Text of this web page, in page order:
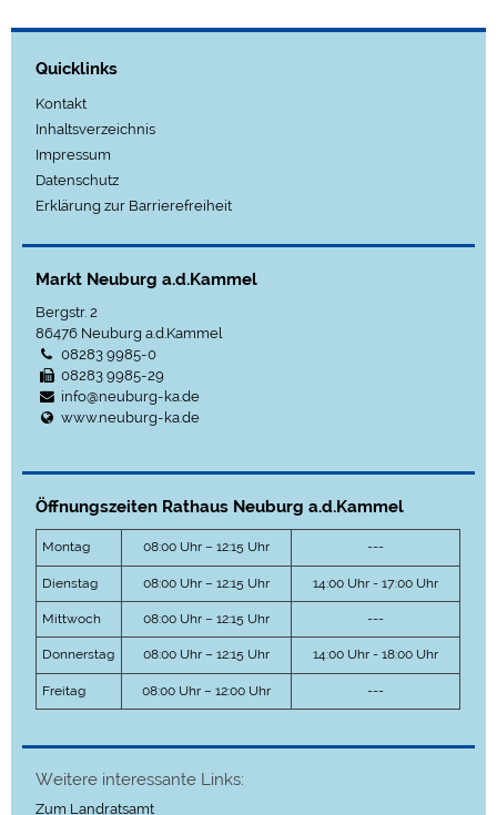
Quicklinks
Kontakt
Inhaltsverzeichnis
Impressum
Datenschutz
Erklärung zur Barrierefreiheit
Markt Neuburg a.d.Kammel
Bergstr. 2
86476 Neuburg a.d.Kammel
08283 9985-0
08283 9985-29
info@neuburg-ka.de
www.neuburg-ka.de
Öffnungszeiten Rathaus Neuburg a.d.Kammel
Montag 08:00 Uhr – 12:15 Uhr ---
Dienstag 08:00 Uhr – 12:15 Uhr 14:00 Uhr - 17:00 Uhr
Mittwoch 08:00 Uhr – 12:15 Uhr ---
Donnerstag 08:00 Uhr – 12:15 Uhr 14:00 Uhr - 18:00 Uhr
Freitag 08:00 Uhr – 12:00 Uhr ---
Weitere interessante Links:
Zum Landratsamt